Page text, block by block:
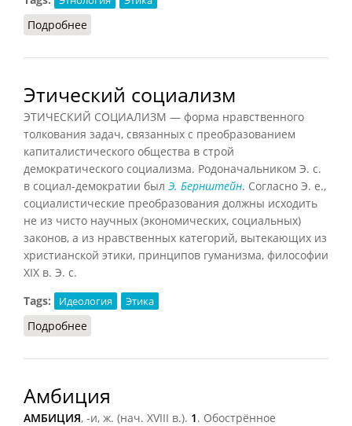
Подробнее
Этический социализм
ЭТИЧЕСКИЙ СОЦИАЛИЗМ — форма нравственного
толкования задач, связанных с преобразованием
капиталистического общества в строй
демократического социализма. Родоначальником Э. с.
в социал-демократии был Э. Бернштейн. Согласно Э. е.,
социалистические преобразования должны исходить
не из чисто научных (экономических, социальных)
законов, а из нравственных категорий, вытекающих из
христианской этики, принципов гуманизма, философии
XIX в. Э. с.
Tags:
Идеология Этика
Подробнее
Амбиция
АМБИЦИЯ, -и, ж. (нач. XVIII в.). 1. Обострённое